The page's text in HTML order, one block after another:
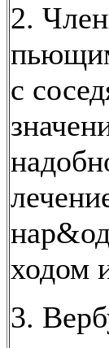
2.
с
ходом
3.